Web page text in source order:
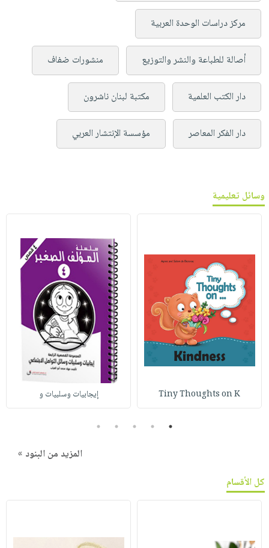
مركز دراسات الوحدة العربية
أصالة للطباعة والنشر والتوزيع منشورات ضفاف
دار الكتب العلمية مكتبة لبنان ناشرون
دار الفكر المعاصر مؤسسة الإنتشار العربي
وسائل تعليمية
Tiny Thoughts on K إيجابيات وسلبيات و
1
2
3
4
5
المزيد من البنود »
كل الأقسام